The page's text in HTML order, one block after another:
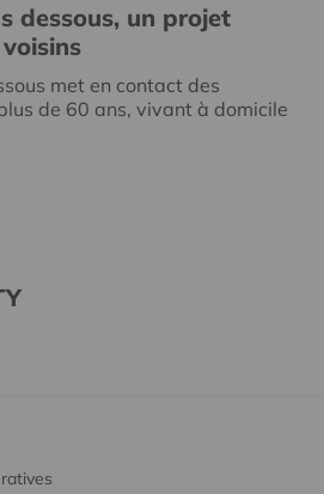
dessous, un projet
met en contact des
de 60 ans, vivant à domicile